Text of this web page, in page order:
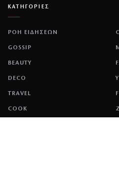
ΚΑΤΗΓΟΡΙΕΣ
ΡΟΗ ΕΙΔΗΣΕΩΝ
GOSSIP
BEAUTY
DECO
TRAVEL
COOK